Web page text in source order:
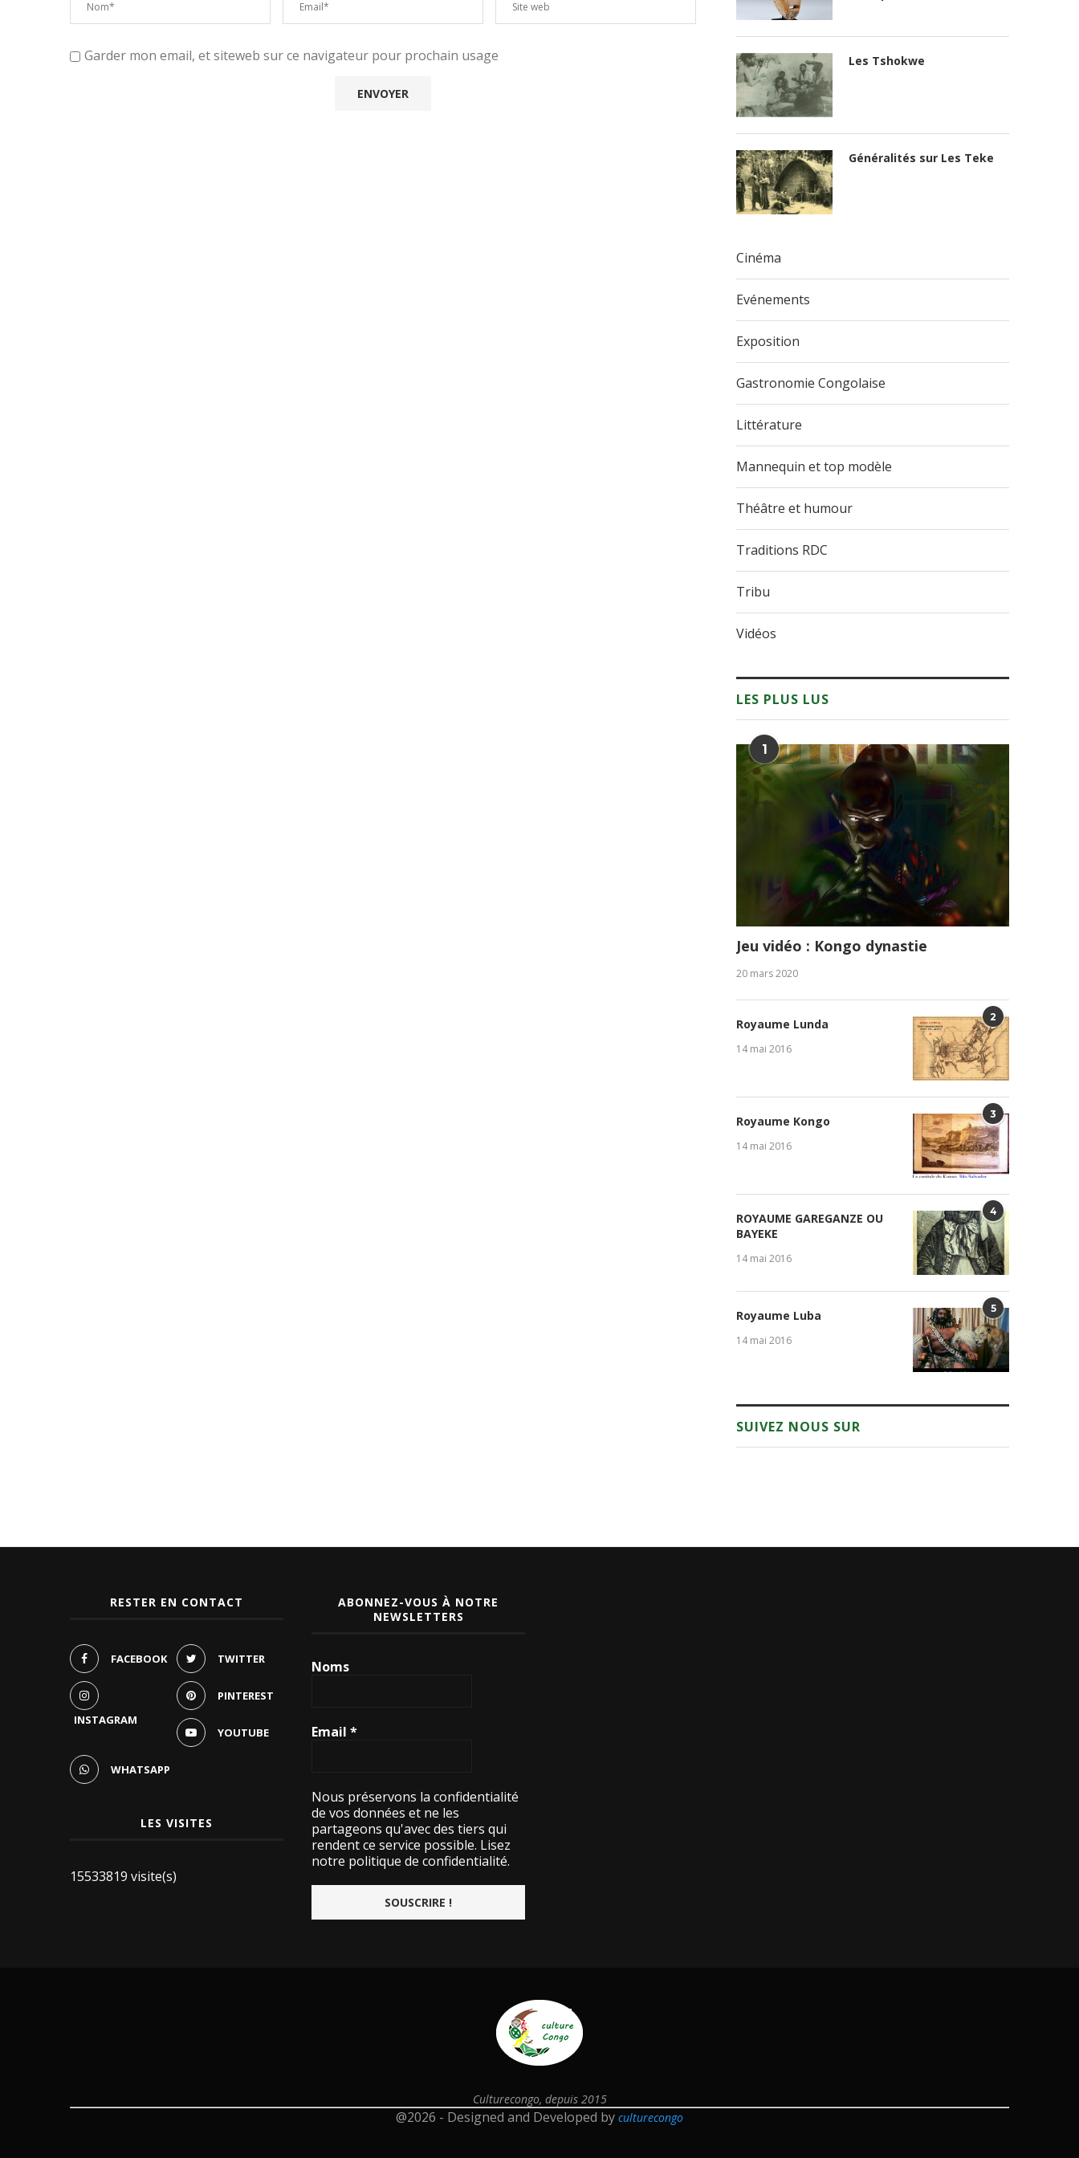
Garder mon email, et siteweb sur ce navigateur pour prochain usage Les Tshokwe
Généralités sur Les Teke
Cinéma
Evénements
Exposition
Gastronomie Congolaise
Littérature
Mannequin et top modèle
Théâtre et humour
Traditions RDC
Tribu
Vidéos
LES PLUS LUS
1
Jeu vidéo : Kongo dynastie
20 mars 2020
2
Royaume Lunda
14 mai 2016
3
Royaume Kongo
14 mai 2016
4
ROYAUME GAREGANZE OU
BAYEKE
14 mai 2016
5
Royaume Luba
14 mai 2016
SUIVEZ NOUS SUR
RESTER EN CONTACT
FACEBOOK TWITTER
INSTAGRAM
PINTEREST
YOUTUBE
WHATSAPP
LES VISITES
15533819 visite(s)
ABONNEZ-VOUS À NOTRE
NEWSLETTERS
Noms
Email*
Nous préservons la confidentialité
de vos données et ne les
partageons qu'avec des tiers qui
rendent ce service possible. Lisez
notre politique de confidentialité.
Culturecongo, depuis 2015
@2026 - Designed and Developed by culturecongo